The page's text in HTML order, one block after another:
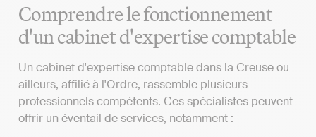
Comprendre le fonctionnement
d'un cabinet d'expertise comptable
Un cabinet d'expertise comptable dans la Creuse ou
ailleurs, affilié à l'Ordre, rassemble plusieurs
professionnels compétents. Ces spécialistes peuvent
offrir un éventail de services, notamment :